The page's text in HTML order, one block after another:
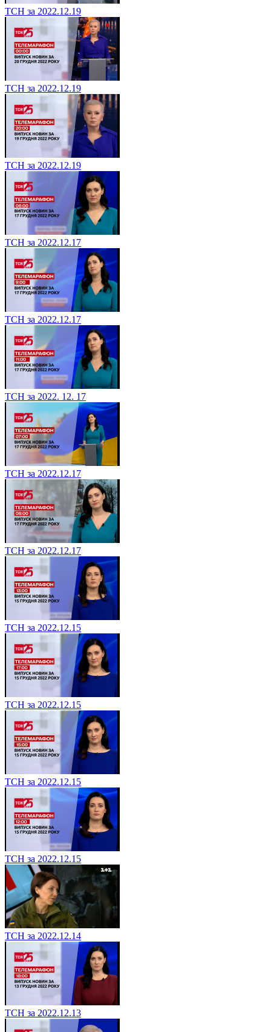
ТСН за 2022.12.19
ТСН за 2022.12.19
ТСН за 2022.12.19
ТСН за 2022.12.17
ТСН за 2022.12.17
ТСН за 2022. 12. 17
ТСН за 2022.12.17
ТСН за 2022.12.17
ТСН за 2022.12.15
ТСН за 2022.12.15
ТСН за 2022.12.15
ТСН за 2022.12.15
ТСН за 2022.12.14
ТСН за 2022.12.13